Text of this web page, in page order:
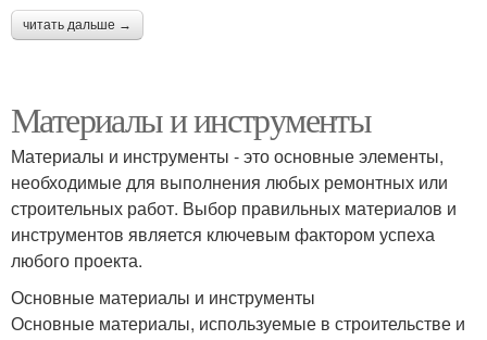
читать дальше →
Материалы и инструменты
Материалы и инструменты - это основные элементы,
необходимые для выполнения любых ремонтных или
строительных работ. Выбор правильных материалов и
инструментов является ключевым фактором успеха
любого проекта.
Основные материалы и инструменты
Основные материалы, используемые в строительстве и